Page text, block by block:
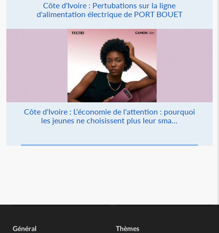
Côte d'Ivoire : Pertubations sur la ligne
d'alimentation électrique de PORT BOUET
Côte d'Ivoire : L'économie de l'attention : pourquoi
les jeunes ne choisissent plus leur sma...
Général Thèmes